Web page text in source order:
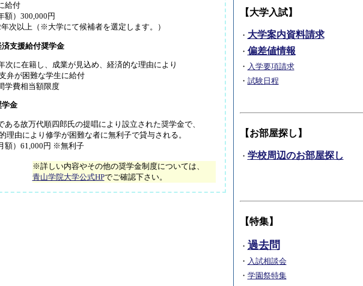
付
額）300,000円
次以上（※大学にて候補者を選定します。）
支援給付奨学金
次に在籍し、成業が見込め、経済的な理由により
難な学生に給付
年間学費相当額限度
学金
ある故万代順四郎氏の提唱により設立された奨学金で、
より修学が困難な者に無利子で貸与される。
額）61,000円 ※無利子
※詳しい内容やその他の奨学金制度については、
青山学院大学公式HPでご確認下さい。
【大学入試】
・ 大学案内資料請求
・ 偏差値情報
・ 入学要項請求
・ 試験日程
【お部屋探し】
・ 学校周辺のお部屋探し
【特集】
・ 過去問
・ 入試相談会
・ 学園祭特集